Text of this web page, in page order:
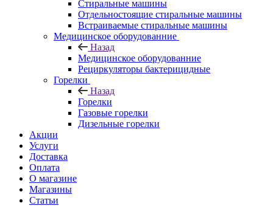
Стиральные машины
Отдельностоящие стиральные машины
Встраиваемые стиральные машины
Медицинское оборудованние
Назад
Медицинское оборудованние
Рециркуляторы бактерицидные
Горелки
Назад
Горелки
Газовые горелки
Дизельные горелки
Акции
Услуги
Доставка
Оплата
О магазине
Магазины
Статьи